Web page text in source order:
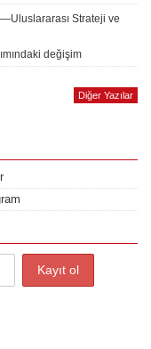
Strateji ve
değişim
Diğer Yazılar